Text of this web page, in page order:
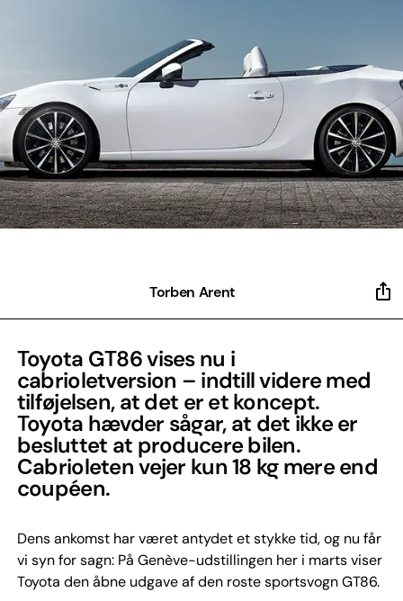
Torben Arent
Toyota GT86 vises nu i
cabrioletversion – indtill videre med
tilføjelsen, at det er et koncept.
Toyota hævder sågar, at det ikke er
besluttet at producere bilen.
Cabrioleten vejer kun 18 kg mere end
coupéen.
Dens ankomst har været antydet et stykke tid, og nu får
vi syn for sagn: På Genève-udstillingen her i marts viser
Toyota den åbne udgave af den roste sportsvogn GT86.